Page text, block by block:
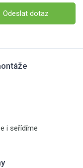
Odeslat dotaz
i seřídíme